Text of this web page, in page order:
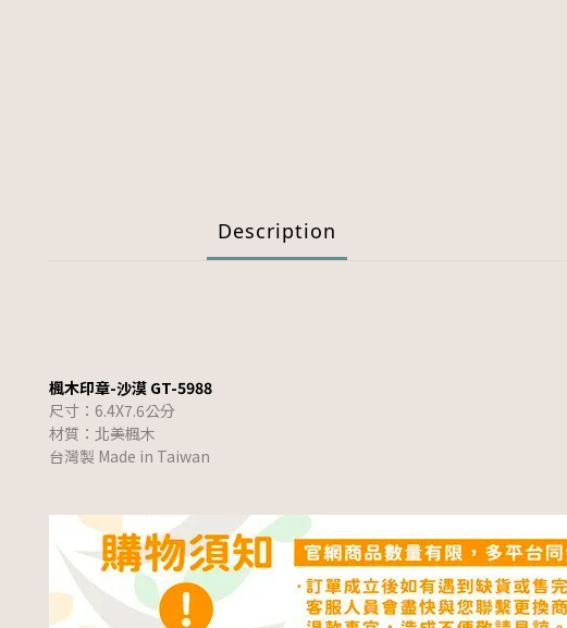
Description
楓木印章-沙漠 GT-5988
尺寸：6.4X7.6公分
材質：北美楓木
台灣製 Made in Taiwan